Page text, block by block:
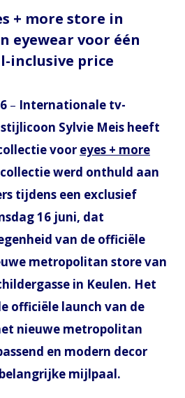
+ more store in
eyewear voor één
inclusive price
– Internationale tv-
Sylvie Meis heeft
voor eyes + more
werd onthuld aan
tijdens een exclusief
16 juni, dat
van de officiële
metropolitan store van
in Keulen. Het
officiële launch van de
nieuwe metropolitan
en modern decor
mijlpaal.